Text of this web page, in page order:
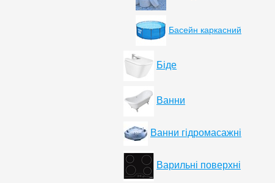
Басейн каркасний
Біде
Ванни
Ванни гідромасажні
Варильні поверхні